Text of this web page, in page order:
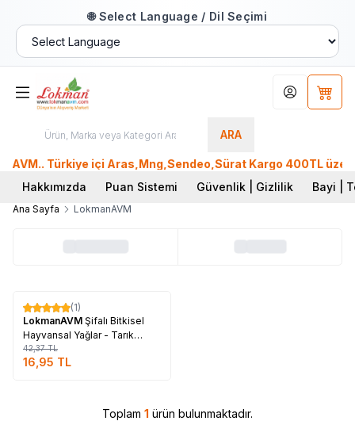
🌐 Select Language / Dil Seçimi
ARA
Hesabım
Türkiye içi Aras,Mng,Sendeo,Sürat Kargo 400TL üzeri,
Hakkımızda
Puan Sistemi Güvenlik | Gizlilik Bayi |
Ana Sayfa LokmanAVM
%60
(1)
LokmanAVM Şifalı Bitkisel
Hayvansal Yağlar - Tarık
Demira - 2020
42,37TL
16,95 TL
Toplam 1 ürün bulunmaktadır.